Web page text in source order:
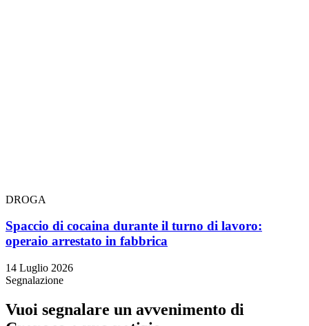
DROGA
Spaccio di cocaina durante il turno di lavoro:
operaio arrestato in fabbrica
14 Luglio 2026
Segnalazione
Vuoi segnalare un avvenimento di